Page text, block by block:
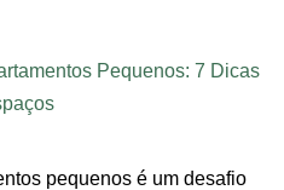
Pequenos: 7 Dicas
pequenos é um desafio